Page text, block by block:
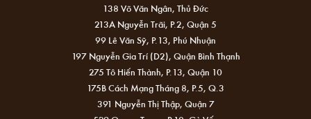
138 Võ Văn Ngân, Thủ Đức
213A Nguyễn Trãi, P.2, Quận 5
99 Lê Văn Sỹ, P.13, Phú Nhuận
197 Nguyễn Gia Trí (D2), Quận Bình Thạnh
275 Tô Hiến Thành, P.13, Quận 10
175B Cách Mạng Tháng 8, P.5, Q.3
391 Nguyễn Thị Thập, Quận 7